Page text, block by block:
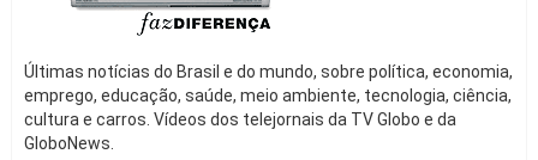
Últimas notícias do Brasil e do mundo, sobre política, economia,
emprego, educação, saúde, meio ambiente, tecnologia, ciência,
cultura e carros. Vídeos dos telejornais da TV Globo e da
GloboNews.